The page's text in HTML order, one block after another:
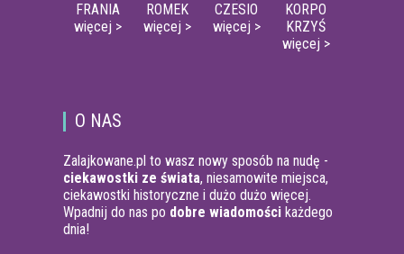
FRANIA
więcej >
ROMEK
więcej >
CZESIO
więcej >
KORPO
KRZYŚ
więcej >
O NAS
Zalajkowane.pl to wasz nowy sposób na nudę -
ciekawostki ze świata, niesamowite miejsca,
ciekawostki historyczne i dużo dużo więcej.
Wpadnij do nas po dobre wiadomości każdego
dnia!